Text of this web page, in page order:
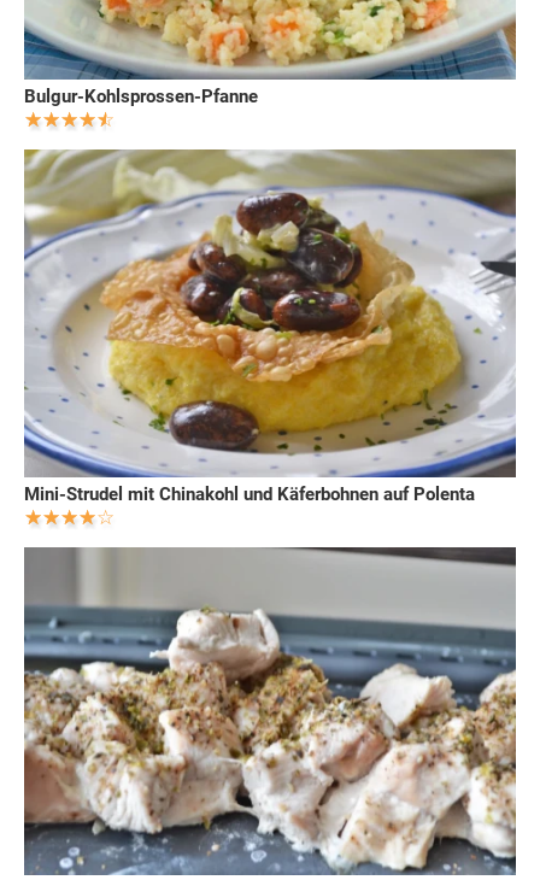
Bulgur-Kohlsprossen-Pfanne
Mini-Strudel mit Chinakohl und Käferbohnen auf Polenta